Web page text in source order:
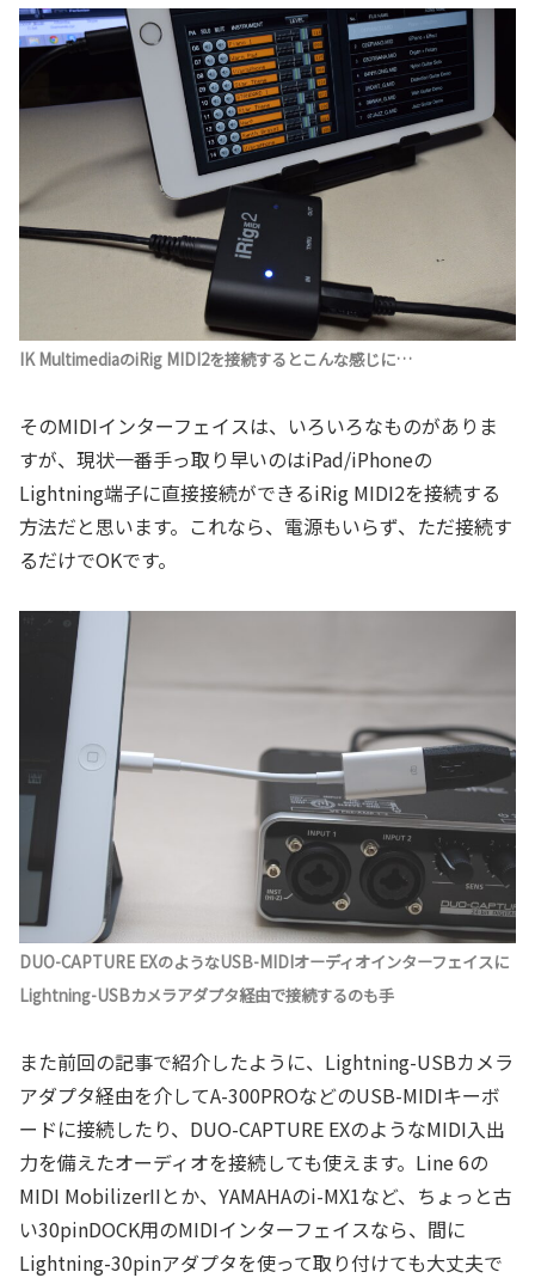
IK MultimediaのiRig MIDI2を接続するとこんな感じに…
そのMIDIインターフェイスは、いろいろなものがありま
すが、現状一番手っ取り早いのはiPad/iPhoneの
Lightning端子に直接接続ができるiRig MIDI2を接続する
方法だと思います。これなら、電源もいらず、ただ接続す
るだけでOKです。
DUO-CAPTURE EXのようなUSB-MIDIオーディオインターフェイスに
Lightning-USBカメラアダプタ経由で接続するのも手
また前回の記事で紹介したように、Lightning-USBカメラ
アダプタ経由を介してA-300PROなどのUSB-MIDIキーボ
ードに接続したり、DUO-CAPTURE EXのようなMIDI入出
力を備えたオーディオを接続しても使えます。Line 6の
MIDI MobilizerIIとか、YAMAHAのi-MX1など、ちょっと古
い30pinDOCK用のMIDIインターフェイスなら、間に
Lightning-30pinアダプタを使って取り付けても大丈夫で